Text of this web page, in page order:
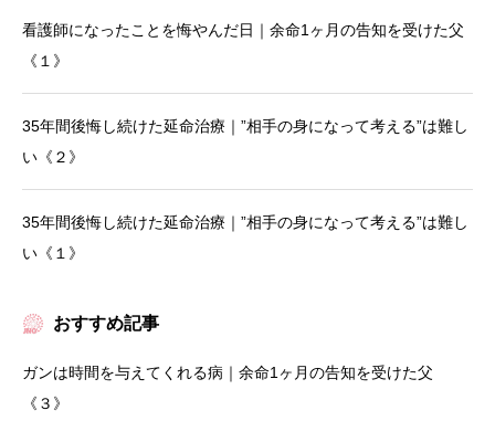
看護師になったことを悔やんだ日｜余命1ヶ月の告知を受けた父
《１》
35年間後悔し続けた延命治療｜”相手の身になって考える”は難し
い《２》
35年間後悔し続けた延命治療｜”相手の身になって考える”は難し
い《１》
おすすめ記事
ガンは時間を与えてくれる病｜余命1ヶ月の告知を受けた父
《３》